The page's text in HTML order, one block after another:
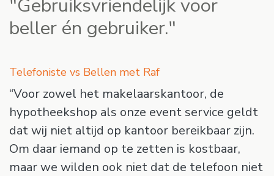
"Gebruiksvriendelijk voor
beller én gebruiker."
Telefoniste vs Bellen met Raf
“Voor zowel het makelaarskantoor, de
hypotheekshop als onze event service geldt
dat wij niet altijd op kantoor bereikbaar zijn.
Om daar iemand op te zetten is kostbaar,
maar we wilden ook niet dat de telefoon niet